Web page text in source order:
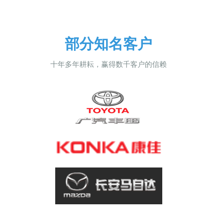
部分知名客户
十年多年耕耘，赢得数千客户的信赖